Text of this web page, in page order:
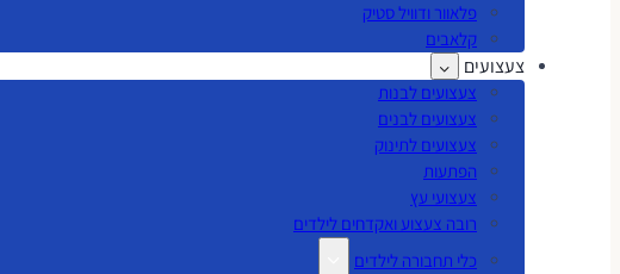
פלאוור ודוויל סטיק
קלאבים
צעצועים
צעצועים לבנות
צעצועים לבנים
צעצועים לתינוק
הפתעות
צעצועי עץ
רובה צעצוע ואקדחים לילדים
כלי תחבורה לילדים